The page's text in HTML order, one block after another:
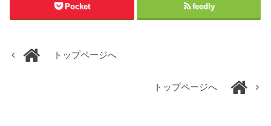
Pocket feedly
トップページへ
トップページへ